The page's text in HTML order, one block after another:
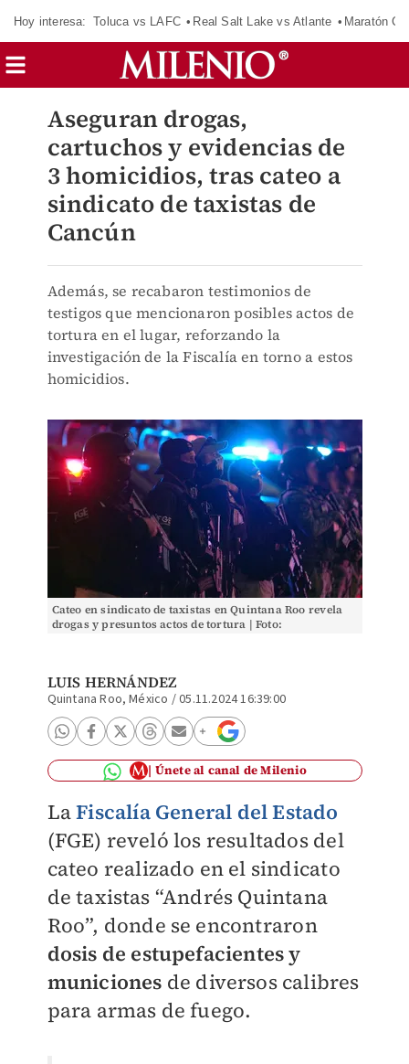
Hoy interesa: Toluca vs LAFC Real Salt Lake vs Atlante Maratón
Aseguran drogas,
cartuchos y evidencias de
3 homicidios, tras cateo a
sindicato de taxistas de
Cancún
Además, se recabaron testimonios de
testigos que mencionaron posibles actos de
tortura en el lugar, reforzando la
investigación de la Fiscalía en torno a estos
homicidios.
Cateo en sindicato de taxistas en Quintana Roo revela
drogas y presuntos actos de tortura | Foto:
LUIS HERNÁNDEZ
Quintana Roo, México /05.11.2024 16:39:00
Únete al canal de Milenio
LaFiscalía General del Estado
(FGE) reveló los resultados del
cateo realizado en el sindicato
de taxistas “Andrés Quintana
Roo”, donde se encontraron
dosis de estupefacientes y
municiones de diversos calibres
para armas de fuego.